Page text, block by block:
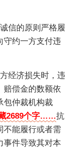
信的原则严格履
守约一方支付违
经济损失时，违
赔偿金的数额依
包仲裁机构裁
2689个字……抗
不能履行或者需
事件导致其对本